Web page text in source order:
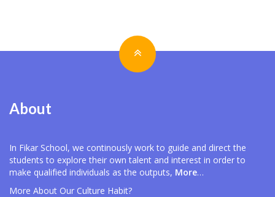
About
In Fikar School, we continously work to guide and direct the
students to explore their own talent and interest in order to
make qualified individuals as the outputs, More…
More About Our Culture Habit?